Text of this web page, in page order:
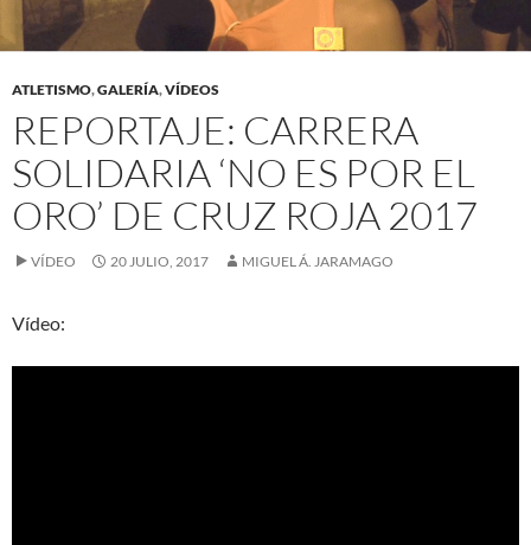
ATLETISMO,GALERÍA,VÍDEOS
REPORTAJE: CARRERA
SOLIDARIA ‘NO ES POR EL
ORO’ DE CRUZ ROJA 2017
VÍDEO 20 JULIO, 2017 MIGUEL Á. JARAMAGO
Vídeo: